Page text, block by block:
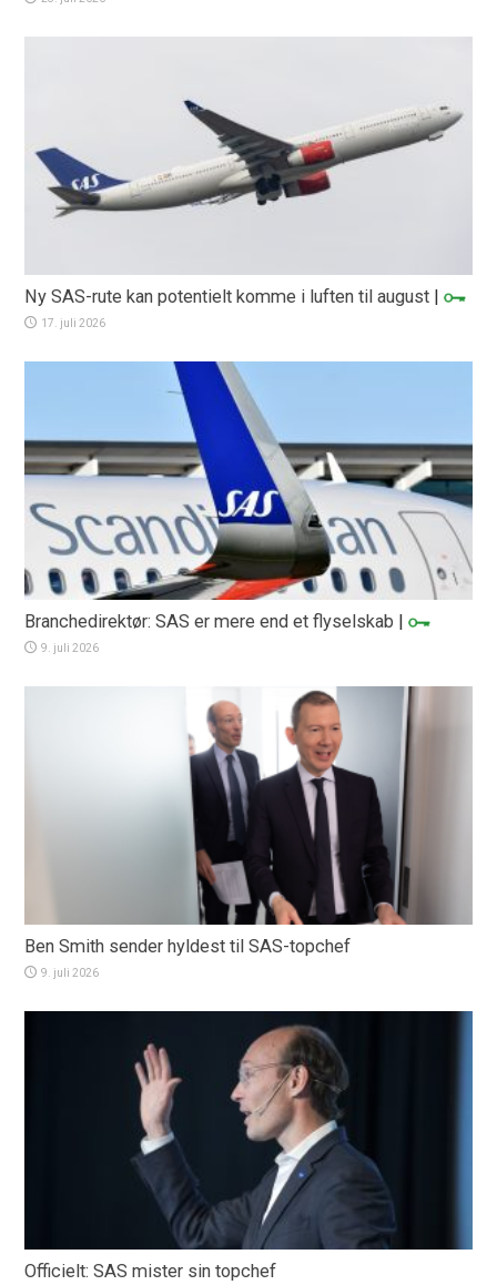
Ny SAS-rute kan potentielt komme i luften til august |
17. juli 2026
Branchedirektør: SAS er mere end et flyselskab |
9. juli 2026
Ben Smith sender hyldest til SAS-topchef
9. juli 2026
Officielt: SAS mister sin topchef